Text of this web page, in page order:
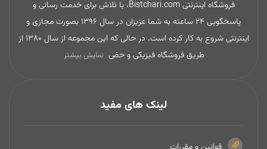
فروشگاه اینترنتی Bistchari.com، با تلاش برای خدمت رسانی و
پاسخگویی 24 ساعته به شما عزیزان در سال 1396 بصورت مجازی و
اینترنتی شروع به کار کرده است. در حالی که این مجموعه از سال 1380 از
طریق فروشگاه فیزیکی و حض نمایش بیشتر
لینک های مفید